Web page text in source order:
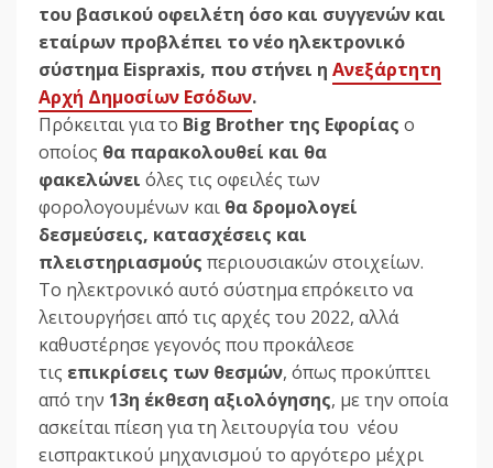
του βασικού οφειλέτη όσο και συγγενών και
εταίρων προβλέπει το νέο ηλεκτρονικό
σύστημα Eispraxis, που στήνει η Ανεξάρτητη
Αρχή Δημοσίων Εσόδων.
Πρόκειται για το Big Brother της Εφορίας ο
οποίος θα παρακολουθεί και θα
φακελώνει όλες τις οφειλές των
φορολογουμένων και θα δρομολογεί
δεσμεύσεις, κατασχέσεις και
πλειστηριασμούς περιουσιακών στοιχείων.
Το ηλεκτρονικό αυτό σύστημα επρόκειτο να
λειτουργήσει από τις αρχές του 2022, αλλά
καθυστέρησε γεγονός που προκάλεσε
τις επικρίσεις των θεσμών, όπως προκύπτει
από την 13η έκθεση αξιολόγησης, με την οποία
ασκείται πίεση για τη λειτουργία του νέου
εισπρακτικού μηχανισμού το αργότερο μέχρι